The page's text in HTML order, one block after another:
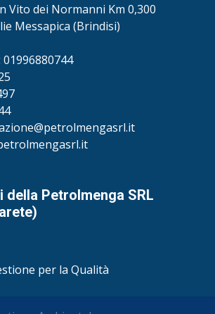
Vito dei Normanni Km 0,300
Messapica (Brindisi)
01996880744
Petrolmenga SRL
per la Qualità